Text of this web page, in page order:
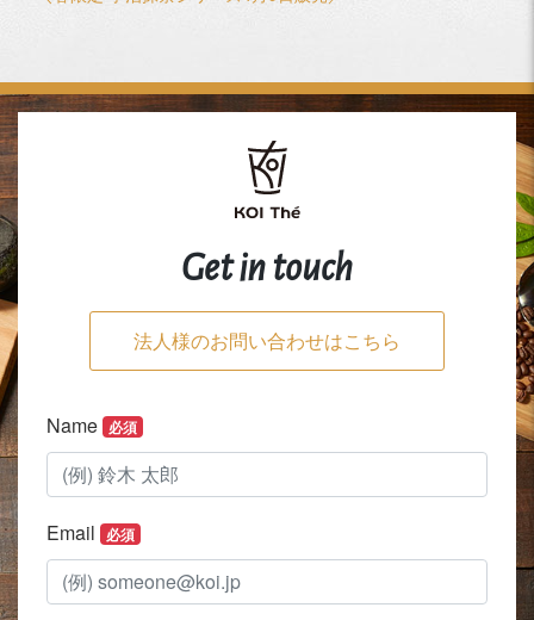
Get in touch
法人様のお問い合わせはこちら
Name 必須
Email 必須